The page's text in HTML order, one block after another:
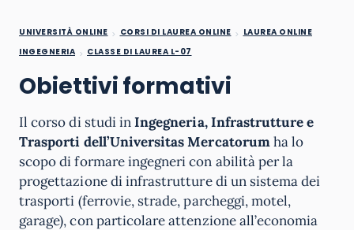
UNIVERSITÀ ONLINE CORSI DI LAUREA ONLINE
LAUREA ONLINE
INGEGNERIA
CLASSE DI LAUREA L-07
Obiettivi formativi
Il corso di studi inIngegneria, Infrastrutture e
Trasporti dell’Universitas Mercatorumha lo
scopo di formare ingegneri con abilità per la
progettazione di infrastrutture di un sistema dei
trasporti (ferrovie, strade, parcheggi, motel,
garage), con particolare attenzione all’economia